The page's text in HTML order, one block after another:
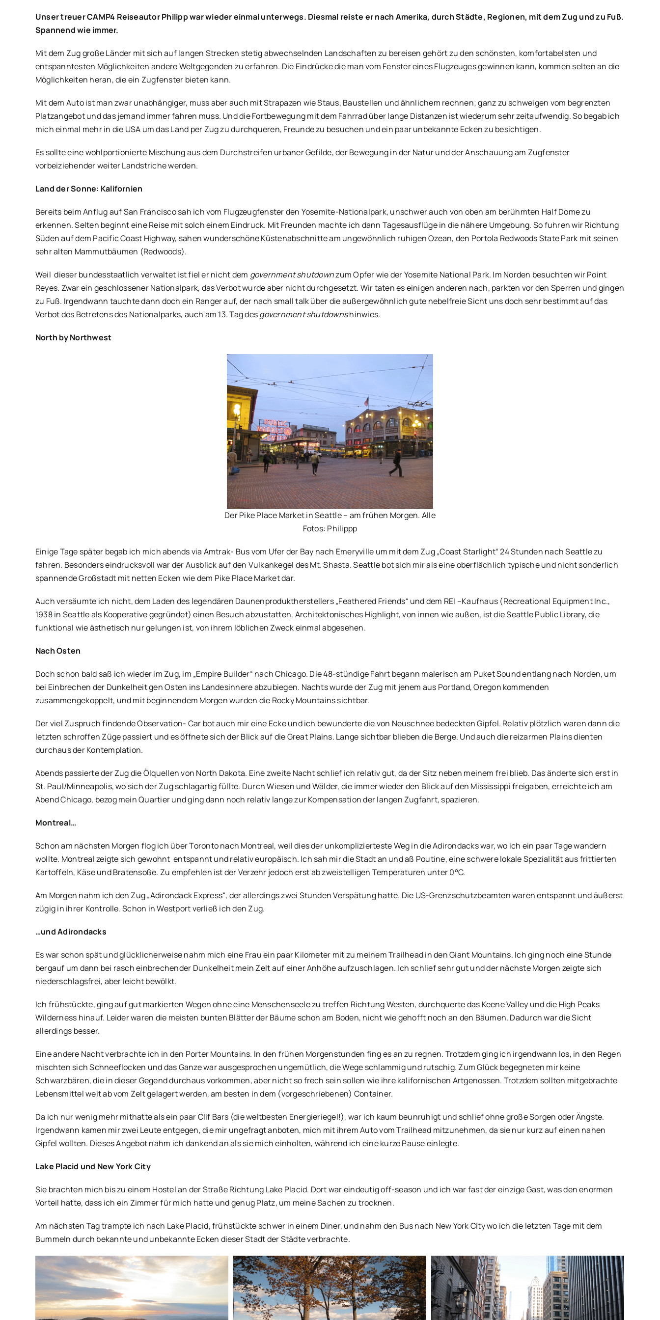
Unser treuer CAMP4 Reiseautor Philipp war wieder einmal unterwegs. Diesmal reiste er nach Amerika, durch Städte, Regionen, mit dem Zug und zu Fuß.
Spannend wie immer.
Mit dem Zug große Länder mit sich auf langen Strecken stetig abwechselnden Landschaften zu bereisen gehört zu den schönsten, komfortabelsten und
entspanntesten Möglichkeiten andere Weltgegenden zu erfahren. Die Eindrücke die man vom Fenster eines Flugzeuges gewinnen kann, kommen selten an die
Möglichkeiten heran, die ein Zugfenster bieten kann.
Mit dem Auto ist man zwar unabhängiger, muss aber auch mit Strapazen wie Staus, Baustellen und ähnlichem rechnen; ganz zu schweigen vom begrenzten
Platzangebot und das jemand immer fahren muss. Und die Fortbewegung mit dem Fahrrad über lange Distanzen ist wiederum sehr zeitaufwendig. So begab ich
mich einmal mehr in die USA um das Land per Zug zu durchqueren, Freunde zu besuchen und ein paar unbekannte Ecken zu besichtigen.
Es sollte eine wohlportionierte Mischung aus dem Durchstreifen urbaner Gefilde, der Bewegung in der Natur und der Anschauung am Zugfenster
vorbeiziehender weiter Landstriche werden.
Land der Sonne: Kalifornien
Bereits beim Anflug auf San Francisco sah ich vom Flugzeugfenster den Yosemite-Nationalpark, unschwer auch von oben am berühmten Half Dome zu
erkennen. Selten beginnt eine Reise mit solch einem Eindruck. Mit Freunden machte ich dann Tagesausflüge in die nähere Umgebung. So fuhren wir Richtung
Süden auf dem Pacific Coast Highway, sahen wunderschöne Küstenabschnitte am ungewöhnlich ruhigen Ozean, den Portola Redwoods State Park mit seinen
sehr alten Mammutbäumen (Redwoods).
Weil dieser bundesstaatlich verwaltet ist fiel er nicht dem government shutdownzum Opfer wie der Yosemite National Park. Im Norden besuchten wir Point
Reyes. Zwar ein geschlossener Nationalpark, das Verbot wurde aber nicht durchgesetzt. Wir taten es einigen anderen nach, parkten vor den Sperren und gingen
zu Fuß. Irgendwann tauchte dann doch ein Ranger auf, der nach small talk über die außergewöhnlich gute nebelfreie Sicht uns doch sehr bestimmt auf das
Verbot des Betretens des Nationalparks, auch am 13. Tag desgovernment shutdownshinwies.
North by Northwest
Der Pike Place Market in Seattle – am frühen Morgen. Alle
Fotos: Philippp
Einige Tage später begab ich mich abends via Amtrak- Bus vom Ufer der Bay nach Emeryville um mit dem Zug „Coast Starlight“ 24 Stunden nach Seattle zu
fahren. Besonders eindrucksvoll war der Ausblick auf den Vulkankegel des Mt. Shasta. Seattle bot sich mir als eine oberflächlich typische und nicht sonderlich
spannende Großstadt mit netten Ecken wie dem Pike Place Market dar.
Auch versäumte ich nicht, dem Laden des legendären Daunenproduktherstellers „Feathered Friends“ und dem REI –Kaufhaus (Recreational Equipment Inc.,
1938 in Seattle als Kooperative gegründet) einen Besuch abzustatten. Architektonisches Highlight, von innen wie außen, ist die Seattle Public Library, die
funktional wie ästhetisch nur gelungen ist, von ihrem löblichen Zweck einmal abgesehen.
Nach Osten
Doch schon bald saß ich wieder im Zug, im „Empire Builder“ nach Chicago. Die 48-stündige Fahrt begann malerisch am Puket Sound entlang nach Norden, um
bei Einbrechen der Dunkelheit gen Osten ins Landesinnere abzubiegen. Nachts wurde der Zug mit jenem aus Portland, Oregon kommenden
zusammengekoppelt, und mit beginnendem Morgen wurden die Rocky Mountains sichtbar.
Der viel Zuspruch findende Observation- Car bot auch mir eine Ecke und ich bewunderte die von Neuschnee bedeckten Gipfel. Relativ plötzlich waren dann die
letzten schroffen Züge passiert und es öffnete sich der Blick auf die Great Plains. Lange sichtbar blieben die Berge. Und auch die reizarmen Plains dienten
durchaus der Kontemplation.
Abends passierte der Zug die Ölquellen von North Dakota. Eine zweite Nacht schlief ich relativ gut, da der Sitz neben meinem frei blieb. Das änderte sich erst in
St. Paul/Minneapolis, wo sich der Zug schlagartig füllte. Durch Wiesen und Wälder, die immer wieder den Blick auf den Mississippi freigaben, erreichte ich am
Abend Chicago, bezog mein Quartier und ging dann noch relativ lange zur Kompensation der langen Zugfahrt, spazieren.
Montreal…
Schon am nächsten Morgen flog ich über Toronto nach Montreal, weil dies der unkomplizierteste Weg in die Adirondacks war, wo ich ein paar Tage wandern
wollte. Montreal zeigte sich gewohnt entspannt und relativ europäisch. Ich sah mir die Stadt an und aß Poutine, eine schwere lokale Spezialität aus frittierten
Kartoffeln, Käse und Bratensoße. Zu empfehlen ist der Verzehr jedoch erst ab zweistelligen Temperaturen unter 0°C.
Am Morgen nahm ich den Zug „Adirondack Express“, der allerdings zwei Stunden Verspätung hatte. Die US-Grenzschutzbeamten waren entspannt und äußerst
zügig in ihrer Kontrolle. Schon in Westport verließ ich den Zug.
…und Adirondacks
Es war schon spät und glücklicherweise nahm mich eine Frau ein paar Kilometer mit zu meinem Trailhead in den Giant Mountains. Ich ging noch eine Stunde
bergauf um dann bei rasch einbrechender Dunkelheit mein Zelt auf einer Anhöhe aufzuschlagen. Ich schlief sehr gut und der nächste Morgen zeigte sich
niederschlagsfrei, aber leicht bewölkt.
Ich frühstückte, ging auf gut markierten Wegen ohne eine Menschenseele zu treffen Richtung Westen, durchquerte das Keene Valley und die High Peaks
Wilderness hinauf. Leider waren die meisten bunten Blätter der Bäume schon am Boden, nicht wie gehofft noch an den Bäumen. Dadurch war die Sicht
allerdings besser.
Eine andere Nacht verbrachte ich in den Porter Mountains. In den frühen Morgenstunden fing es an zu regnen. Trotzdem ging ich irgendwann los, in den Regen
mischten sich Schneeflocken und das Ganze war ausgesprochen ungemütlich, die Wege schlammig und rutschig. Zum Glück begegneten mir keine
Schwarzbären, die in dieser Gegend durchaus vorkommen, aber nicht so frech sein sollen wie ihre kalifornischen Artgenossen. Trotzdem sollten mitgebrachte
Lebensmittel weit ab vom Zelt gelagert werden, am besten in dem (vorgeschriebenen) Container.
Da ich nur wenig mehr mithatte als ein paar Clif Bars (die weltbesten Energieriegel!), war ich kaum beunruhigt und schlief ohne große Sorgen oder Ängste.
Irgendwann kamen mir zwei Leute entgegen, die mir ungefragt anboten, mich mit ihrem Auto vom Trailhead mitzunehmen, da sie nur kurz auf einen nahen
Gipfel wollten. Dieses Angebot nahm ich dankend an als sie mich einholten, während ich eine kurze Pause einlegte.
Lake Placid und New York City
Sie brachten mich bis zu einem Hostel an der Straße Richtung Lake Placid. Dort war eindeutig off-season und ich war fast der einzige Gast, was den enormen
Vorteil hatte, dass ich ein Zimmer für mich hatte und genug Platz, um meine Sachen zu trocknen.
Am nächsten Tag trampte ich nach Lake Placid, frühstückte schwer in einem Diner, und nahm den Bus nach New York City wo ich die letzten Tage mit dem
Bummeln durch bekannte und unbekannte Ecken dieser Stadt der Städte verbrachte.